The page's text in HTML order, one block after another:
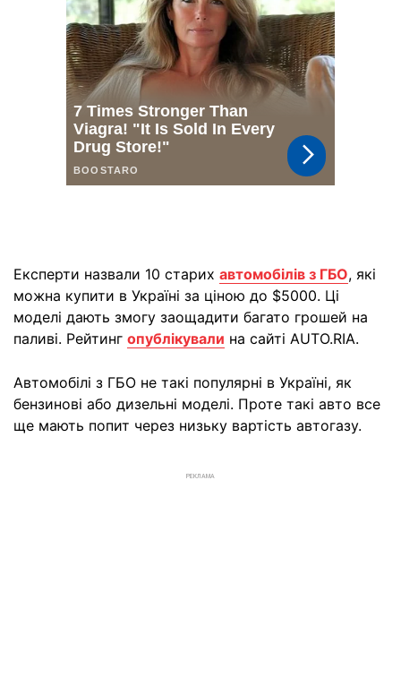
Експерти назвали 10 старих автомобілів з ГБО, які
можна купити в Україні за ціною до $5000. Ці
моделі дають змогу заощадити багато грошей на
паливі. Рейтинг опублікували на сайті AUTO.RIA.
Автомобілі з ГБО не такі популярні в Україні, як
бензинові або дизельні моделі. Проте такі авто все
ще мають попит через низьку вартість автогазу.
РЕКЛАМА